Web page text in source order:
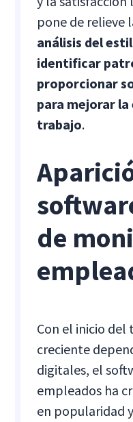
pone de relieve
análisis del
identificar
proporcionar
para mejorar
trabajo.
de
Con el inicio
creciente
digitales, el
empleados ha
en popularidad